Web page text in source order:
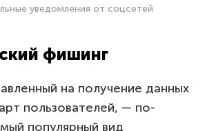
уведомления от соцсетей
фишинг
на получение данных
пользователей, — по-
популярный вид